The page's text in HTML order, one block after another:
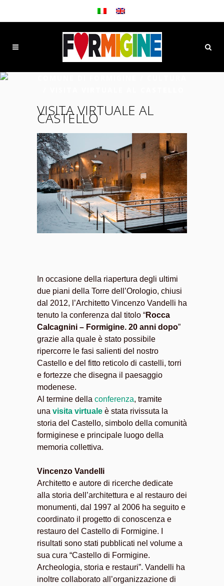
VISITA VIRTUALE AL
CASTELLO
In occasione della riapertura degli ultimi
due piani della Torre dell’Orologio, chiusi
dal 2012, l’Architetto Vincenzo Vandelli ha
tenuto la conferenza dal titolo “Rocca
Calcagnini – Formigine. 20 anni dopo”
grazie alla quale è stato possibile
ripercorre le fasi salienti del nostro
Castello e del fitto reticolo di castelli, torri
e fortezze che disegna il paesaggio
modenese.
Al termine della conferenza, tramite
una visita virtuale è stata rivissuta la
storia del Castello, simbolo della comunità
formiginese e principale luogo della
memoria collettiva.
Vincenzo Vandelli
Architetto e autore di ricerche dedicate
alla storia dell’architettura e al restauro dei
monumenti, dal 1997 al 2006 ha seguito e
coordinato il progetto di conoscenza e
restauro del Castello di Formigine. I
risultati sono stati pubblicati nel volume a
sua cura “Castello di Formigine.
Archeologia, storia e restauri”. Vandelli ha
inoltre collaborato all’organizzazione di